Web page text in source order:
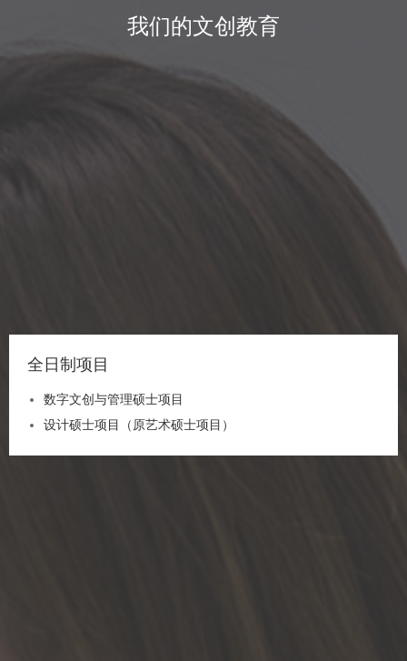
我们的文创教育
全日制项目
数字文创与管理硕士项目
设计硕士项目（原艺术硕士项目）